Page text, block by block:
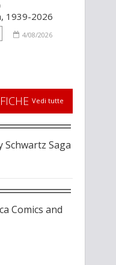
1939-2026
4/08/2026
Vedi tutte
Schwartz Saga
Comics and